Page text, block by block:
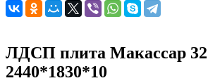
ЛДСП плита Макассар
2440*1830*10